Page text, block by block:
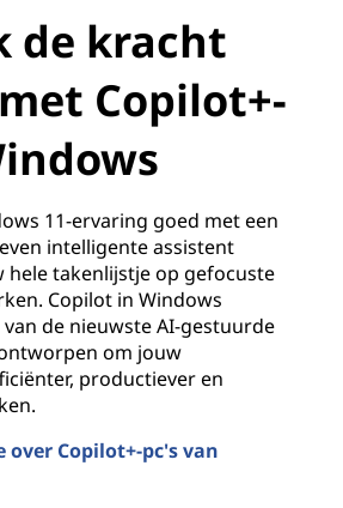
de kracht
Copilot+-
11-ervaring goed met een
intelligente assistent
hele takenlijstje op gefocuste
Copilot in Windows
de nieuwste AI-gestuurde
om jouw
productiever en
Copilot+-pc's van